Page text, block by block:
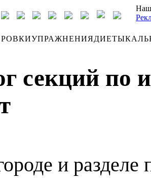
УПРАЖНЕНИЯДИЕТЫ
секций по
и